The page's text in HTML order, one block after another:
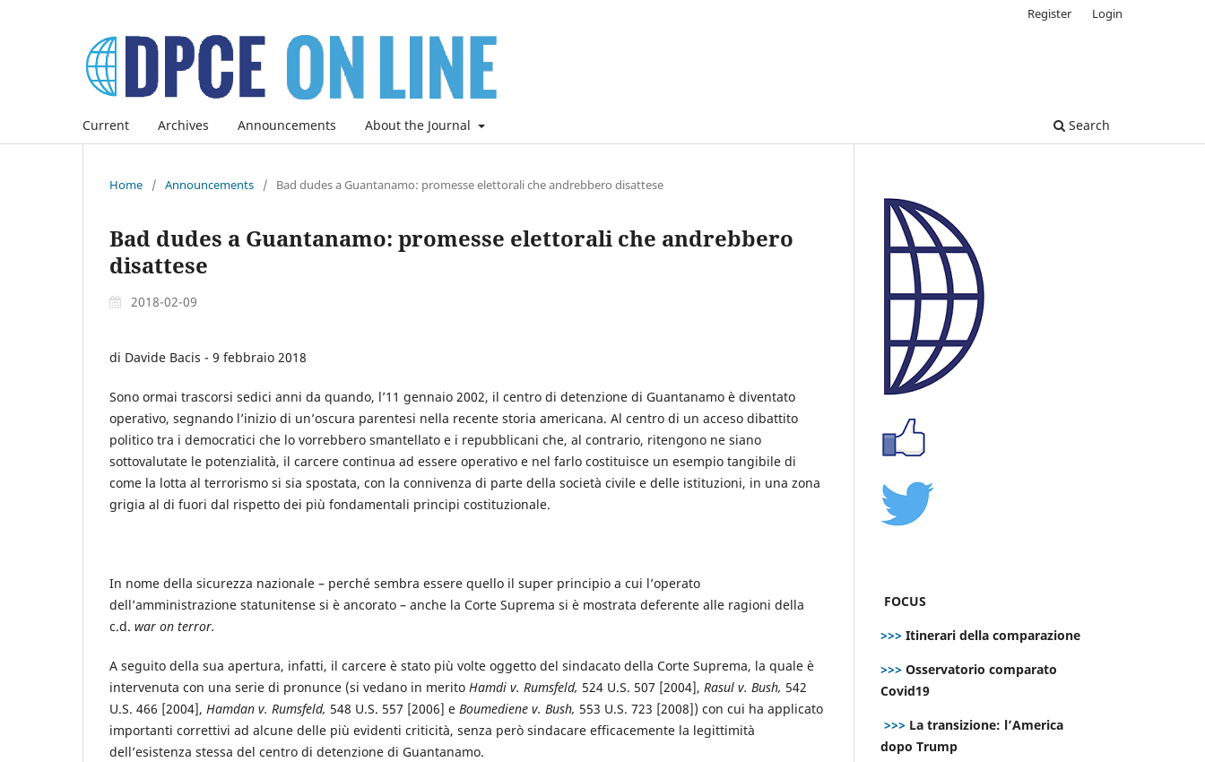
Current Archives Announcements About the Journal Search
Register Login
Home / Announcements / Bad dudes a Guantanamo: promesse elettorali che andrebbero disattese
Bad dudes a Guantanamo: promesse elettorali che andrebbero
disattese
2018-02-09
di Davide Bacis - 9 febbraio 2018
Sono ormai trascorsi sedici anni da quando, l’11 gennaio 2002, il centro di detenzione di Guantanamo è diventato
operativo, segnando l’inizio di un’oscura parentesi nella recente storia americana. Al centro di un acceso dibattito
politico tra i democratici che lo vorrebbero smantellato e i repubblicani che, al contrario, ritengono ne siano
sottovalutate le potenzialità, il carcere continua ad essere operativo e nel farlo costituisce un esempio tangibile di
come la lotta al terrorismo si sia spostata, con la connivenza di parte della società civile e delle istituzioni, in una zona
grigia al di fuori dal rispetto dei più fondamentali principi costituzionale.
In nome della sicurezza nazionale – perché sembra essere quello il super principio a cui l’operato
dell’amministrazione statunitense si è ancorato – anche la Corte Suprema si è mostrata deferente alle ragioni della
c.d. war on terror.
A seguito della sua apertura, infatti, il carcere è stato più volte oggetto del sindacato della Corte Suprema, la quale è
intervenuta con una serie di pronunce (si vedano in merito Hamdi v. Rumsfeld, 524 U.S. 507 [2004], Rasul v. Bush, 542
U.S. 466 [2004], Hamdan v. Rumsfeld, 548 U.S. 557 [2006] e Boumediene v. Bush, 553 U.S. 723 [2008]) con cui ha applicato
importanti correttivi ad alcune delle più evidenti criticità, senza però sindacare efficacemente la legittimità
dell’esistenza stessa del centro di detenzione di Guantanamo.
FOCUS
>>> Itinerari della comparazione
>>> Osservatorio comparato
Covid19
>>> La transizione: l’America
dopo Trump